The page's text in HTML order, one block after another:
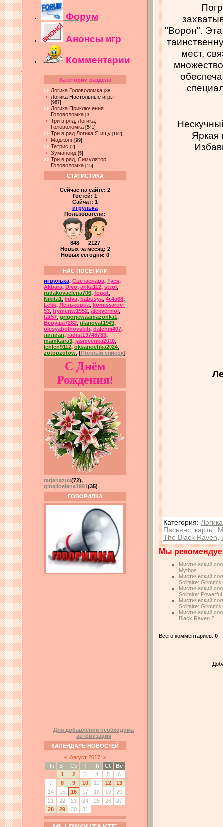
Форум
Анонсы игр
Комментарии
Категории раздела
Логика Головоломка [88]
Логика Настольные игры
[967]
Логика Приключения
Головоломка [3]
Три в ряд, Логика,
Головоломка [541]
Три в ряд Логика Я ищу [162]
Маджонг [99]
Тетрис [2]
Зуманоид [5]
Три в ряд, Симулятор,
Головоломка [15]
СТАТИСТИКА
Сейчас на сайте: 2
Гостей: 1
Сайчат: 1
игрулька
Пользователи:
848 2127
Новых за месяц: 2
Новых сегодня: 0
НАС ПОСЕТИЛИ
игрулька, Светаслава, Туся,
Akbara, Divo, anka112, stvol ,
rudakovaelena706, fogot,
Nikita1, lidya, babusya, 4e4a68,
Lelik, Лёньковна, komissarov-
53, trymenw1952, alekyermol ,
tat57, grigorjewaamazonka1,
Веруша7282, ulanovat1949,
olesyabolhovskih, dalehin407,
лилиан, radist19748783,
mamkaira3, jasmeenka2010,
lenlen9112, oksanochka2024,
zotopzotow, [Полный список]
С Днём
Рождения!
tatjanazuk(72),
ginajloelena1991 (35)
ГОВОРИЛКА
Для добавления необходима
авторизация
КАЛЕНДАРЬ НОВОСТЕЙ
« Август 2017 »
Пн
Вт Ср Чт Пт Сб
Вс
1
2 3 4 5
6
7
8 9 10 11 12
13
14
15 16 17 18 19
20
21
22 23 24 25 26
27
28
29 30 31
"Ворон". Эта
мест,
Яркая
Категория:
Пасьянс карты
The Black Raven
Мы
Мистический
Mythos
Мистический
Solitaire: Grimm's
Мистический
Solitaire: Powerful
Мистический
Solitaire: Grimm's
Мистический
Black Raven 2
Всего комментариев: 0